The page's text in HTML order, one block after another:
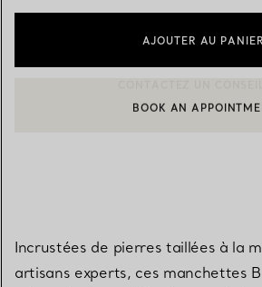
AJOUTER AU PANIER
CONTACTER UN CONSEILLER
BOOK AN
Incrustées de pierres taillées à la
artisans experts, ces manchettes